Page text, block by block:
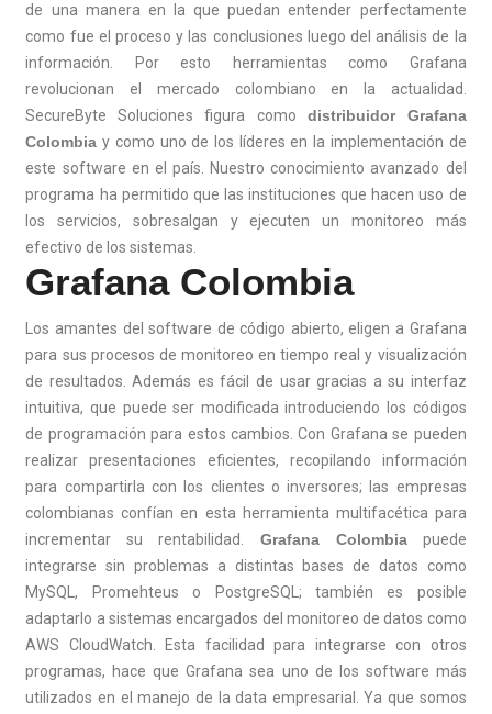
de una manera en la que puedan entender perfectamente
como fue el proceso y las conclusiones luego del análisis de la
información. Por esto herramientas como Grafana
revolucionan el mercado colombiano en la actualidad.
SecureByte Soluciones figura como distribuidor Grafana
Colombia y como uno de los líderes en la implementación de
este software en el país. Nuestro conocimiento avanzado del
programa ha permitido que las instituciones que hacen uso de
los servicios, sobresalgan y ejecuten un monitoreo más
efectivo de los sistemas.
Grafana Colombia
Los amantes del software de código abierto, eligen a Grafana
para sus procesos de monitoreo en tiempo real y visualización
de resultados. Además es fácil de usar gracias a su interfaz
intuitiva, que puede ser modificada introduciendo los códigos
de programación para estos cambios. Con Grafana se pueden
realizar presentaciones eficientes, recopilando información
para compartirla con los clientes o inversores; las empresas
colombianas confían en esta herramienta multifacética para
incrementar su rentabilidad. Grafana Colombiapuede
integrarse sin problemas a distintas bases de datos como
MySQL, Promehteus o PostgreSQL; también es posible
adaptarlo a sistemas encargados del monitoreo de datos como
AWS CloudWatch. Esta facilidad para integrarse con otros
programas, hace que Grafana sea uno de los software más
utilizados en el manejo de la data empresarial. Ya que somos